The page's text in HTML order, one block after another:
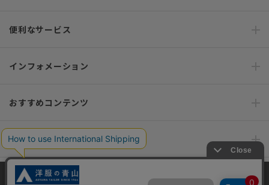
便利なサービス
インフォメーション
おすすめコンテンツ
ポリシー・企業情報
オーダースーツなら SHITATE